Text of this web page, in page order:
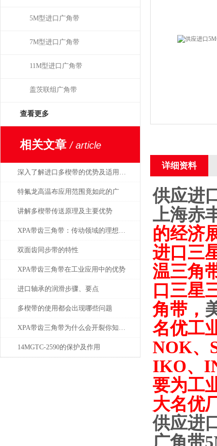
5M型进口广角带
7M型进口广角带
11M型进口广角带
盖茨联组广角带
查看更多
相关文章/ article
深入了解进口多楔带的优势及适用范围
特氟龙高温布应用范围竟如此的广
讲解多楔带传送原理及主要优势
XPA带齿三角带：传动领域的理想之选
双面齿同步带的特性
XPA带齿三角带在工业应用中的优势
进口轴承的润滑步骤、要点
多楔带的使用都会出现哪些问题
XPA带齿三角带为什么会开裂你知道吗？
14MGTC-2590的保护及作用
详细资料
供应进
上海赤
的经济
进口三
温三角
口三星
角带 ，
名优工
NOK、
IKO、
要为工
大名优
供应进
广角带